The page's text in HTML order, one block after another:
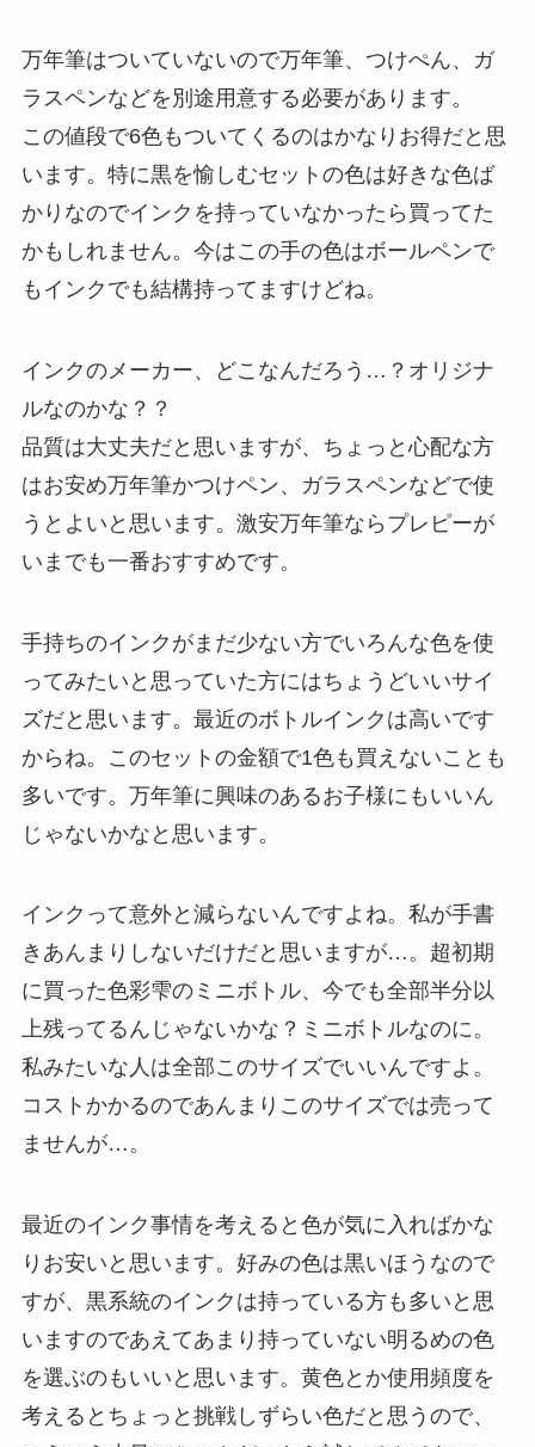
万年筆はついていないので万年筆、つけぺん、ガ
ラスペンなどを別途用意する必要があります。
この値段で6色もついてくるのはかなりお得だと思
います。特に黒を愉しむセットの色は好きな色ば
かりなのでインクを持っていなかったら買ってた
かもしれません。今はこの手の色はボールペンで
もインクでも結構持ってますけどね。
インクのメーカー、どこなんだろう…？オリジナ
ルなのかな？？
品質は大丈夫だと思いますが、ちょっと心配な方
はお安め万年筆かつけペン、ガラスペンなどで使
うとよいと思います。激安万年筆ならプレピーが
いまでも一番おすすめです。
手持ちのインクがまだ少ない方でいろんな色を使
ってみたいと思っていた方にはちょうどいいサイ
ズだと思います。最近のボトルインクは高いです
からね。このセットの金額で1色も買えないことも
多いです。万年筆に興味のあるお子様にもいいん
じゃないかなと思います。
インクって意外と減らないんですよね。私が手書
きあんまりしないだけだと思いますが…。超初期
に買った色彩雫のミニボトル、今でも全部半分以
上残ってるんじゃないかな？ミニボトルなのに。
私みたいな人は全部このサイズでいいんですよ。
コストかかるのであんまりこのサイズでは売って
ませんが…。
最近のインク事情を考えると色が気に入ればかな
りお安いと思います。好みの色は黒いほうなので
すが、黒系統のインクは持っている方も多いと思
いますのであえてあまり持っていない明るめの色
を選ぶのもいいと思います。黄色とか使用頻度を
考えるとちょっと挑戦しずらい色だと思うので、